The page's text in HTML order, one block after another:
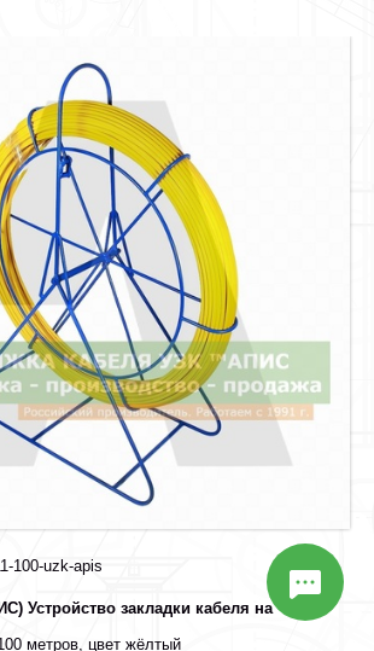
100-uzk-apis
Устройство закладки кабеля на
метров, цвет жёлтый